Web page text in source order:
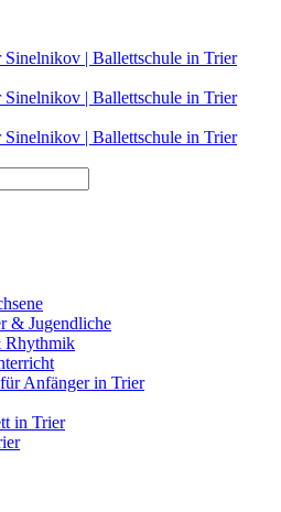
& Jugendliche
Rhythmik
Anfän­ger in Trier
in Trier